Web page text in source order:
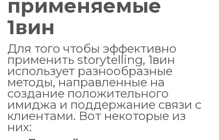
применяемые
1вин
Для того чтобы эффективно
применить storytelling, 1вин
использует разнообразные
методы, направленные на
создание положительного
имиджа и поддержание связи с
клиентами. Вот некоторые из
них: